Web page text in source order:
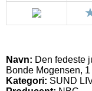
Navn: Den fedeste
Bonde Mogensen, 1
Kategori: SUND